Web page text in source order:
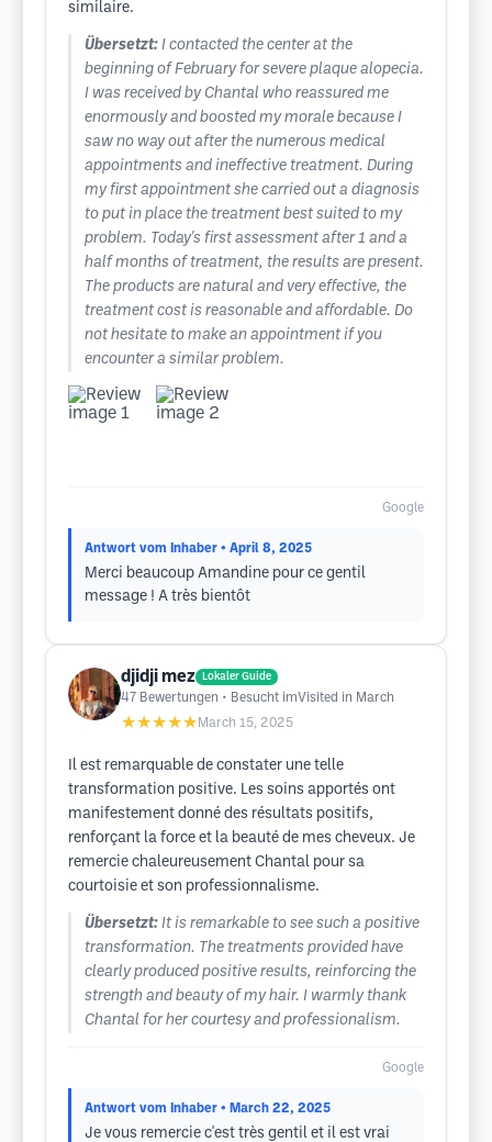
similaire.
Übersetzt: I contacted the center at the
beginning of February for severe plaque alopecia.
I was received by Chantal who reassured me
enormously and boosted my morale because I
saw no way out after the numerous medical
appointments and ineffective treatment. During
my first appointment she carried out a diagnosis
to put in place the treatment best suited to my
problem. Today's first assessment after 1 and a
half months of treatment, the results are present.
The products are natural and very effective, the
treatment cost is reasonable and affordable. Do
not hesitate to make an appointment if you
encounter a similar problem.
Google
Antwort vom Inhaber • April 8, 2025
Merci beaucoup Amandine pour ce gentil
message ! A très bientôt
djidji mez Lokaler Guide
47 Bewertungen • Besucht imVisited in March
★★★★★ March 15, 2025
Il est remarquable de constater une telle
transformation positive. Les soins apportés ont
manifestement donné des résultats positifs,
renforçant la force et la beauté de mes cheveux. Je
remercie chaleureusement Chantal pour sa
courtoisie et son professionnalisme.
Übersetzt: It is remarkable to see such a positive
transformation. The treatments provided have
clearly produced positive results, reinforcing the
strength and beauty of my hair. I warmly thank
Chantal for her courtesy and professionalism.
Google
Antwort vom Inhaber • March 22, 2025
Je vous remercie c'est très gentil et il est vrai